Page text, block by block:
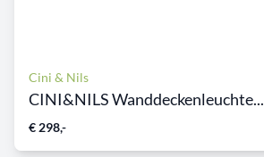
Cini & Nils
CINI&NILS Wanddeckenleuchte...
€ 298,-